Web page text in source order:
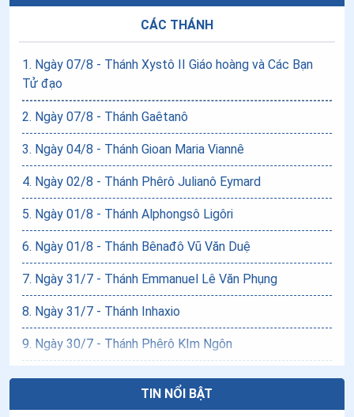
CÁC THÁNH
1. Ngày 07/8 - Thánh Xystô II Giáo hoàng và Các Bạn
Tử đạo
2. Ngày 07/8 - Thánh Gaêtanô
3. Ngày 04/8 - Thánh Gioan Maria Viannê
4. Ngày 02/8 - Thánh Phêrô Julianô Eymard
5. Ngày 01/8 - Thánh Alphongsô Ligôri
6. Ngày 01/8 - Thánh Bênađô Vũ Văn Duệ
7. Ngày 31/7 - Thánh Emmanuel Lê Văn Phụng
8. Ngày 31/7 - Thánh Inhaxio
9. Ngày 30/7 - Thánh Phêrô KIm Ngôn
10.Ngày 29/7 - Thánh nữ Matta
11.Ngày 26/7 - Thánh Gioakim và Anna
TIN NỔI BẬT